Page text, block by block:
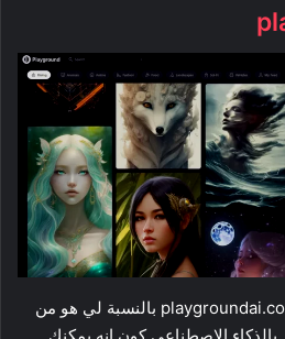
اما عن الموقع الثالث وهو playgroundai.com بالنسبة لي هو من